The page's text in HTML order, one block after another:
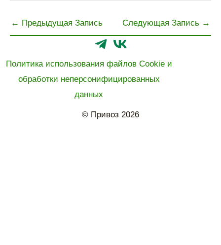
← Предыдущая Запись Следующая Запись →
Политика использования файлов Cookie и
обработки неперсонифицированных
данных
© Привоз 2026